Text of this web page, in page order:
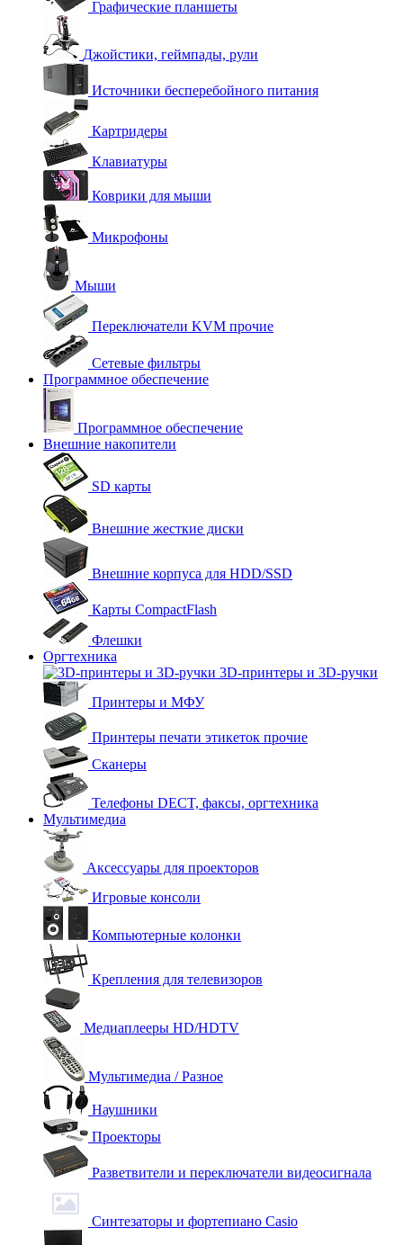
Графические планшеты
Джойстики, геймпады, рули
Источники бесперебойного питания
Картридеры
Клавиатуры
Коврики для мыши
Микрофоны
Мыши
Переключатели KVM прочие
Сетевые фильтры
Программное обеспечение
Программное обеспечение
Внешние накопители
SD карты
Внешние жесткие диски
Внешние корпуса для HDD/SSD
Карты CompactFlash
Флешки
Оргтехника
3D-принтеры и 3D-ручки
Принтеры и МФУ
Принтеры печати этикеток прочие
Сканеры
Телефоны DECT, факсы, оргтехника
Мультимедиа
Аксессуары для проекторов
Игровые консоли
Компьютерные колонки
Крепления для телевизоров
Медиаплееры HD/HDTV
Мультимедиа / Разное
Наушники
Проекторы
Разветвители и переключатели видеосигнала
Синтезаторы и фортепиано Casio